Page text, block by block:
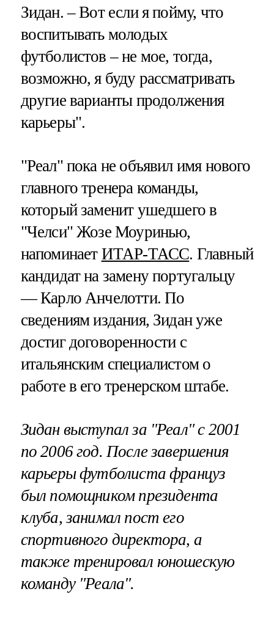
Зидан. – Вот если я пойму, что
воспитывать молодых
футболистов – не мое, тогда,
возможно, я буду рассматривать
другие варианты продолжения
карьеры".
"Реал" пока не объявил имя нового
главного тренера команды,
который заменит ушедшего в
"Челси" Жозе Моуринью,
напоминает ИТАР-ТАСС. Главный
кандидат на замену португальцу
— Карло Анчелотти. По
сведениям издания, Зидан уже
достиг договоренности с
итальянским специалистом о
работе в его тренерском штабе.
Зидан выступал за "Реал" с 2001
по 2006 год. После завершения
карьеры футболиста француз
был помощником президента
клуба, занимал пост его
спортивного директора, а
также тренировал юношескую
команду "Реала".